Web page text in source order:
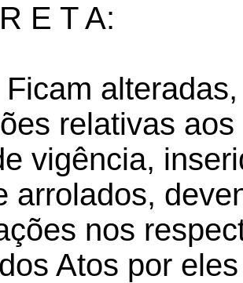
E T A:
Ficam
relativas
vigência,
arrolados,
nos
Atos por